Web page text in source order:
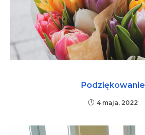
Podziękowanie
4 maja, 2022